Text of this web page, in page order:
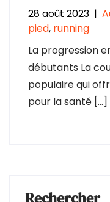
28 août 2023 |
pied, running
La progression
débutants La
populaire qui
pour la santé […]